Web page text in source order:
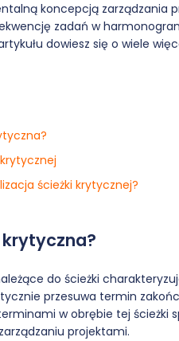
koncepcją zarządzania
zadań w
dowiesz się o wiele
ścieżki krytycznej?
do ścieżki
przesuwa termin
w obrębie tej ścieżki
projektami.